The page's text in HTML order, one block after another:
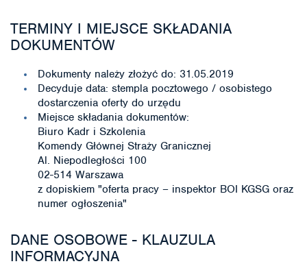
TERMINY I MIEJSCE SKŁADANIA
DOKUMENTÓW
Dokumenty należy złożyć do: 31.05.2019
Decyduje data: stempla pocztowego / osobistego
dostarczenia oferty do urzędu
Miejsce składania dokumentów:
Biuro Kadr i Szkolenia
Komendy Głównej Straży Granicznej
Al. Niepodległości 100
02-514 Warszawa
z dopiskiem "oferta pracy – inspektor BOI KGSG oraz
numer ogłoszenia"
DANE OSOBOWE - KLAUZULA
INFORMACYJNA